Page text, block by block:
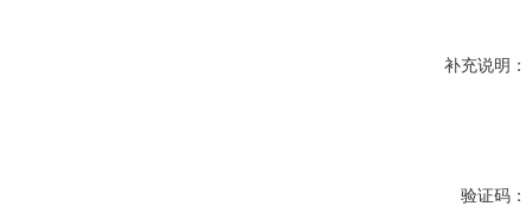
补充说明：
验证码：